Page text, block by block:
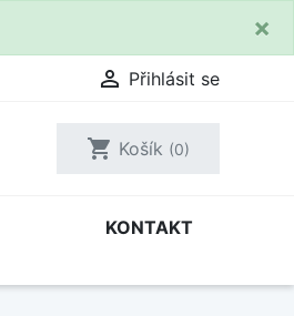
×
 Přihlásit se
shopping_cart Košík (0)
KONTAKT